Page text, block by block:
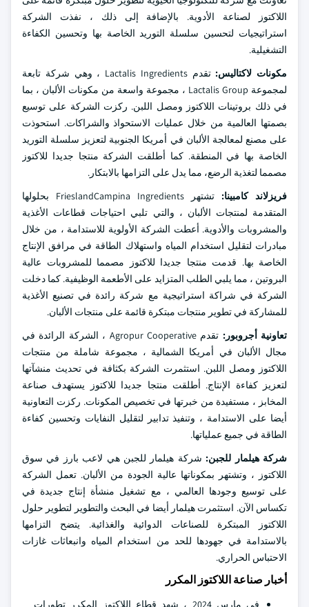
اللاكتوز لصناعة الأدوية. بالإضافة إلى ذلك ، نفذت الشركة
استراتيجيات لتحسين سلسلة التوريد الخاصة بها وتحسين الكفاءة
التشغيلية.
مكونات لاكتاليس:
تقدم Lactalis Ingredients ، وهي شركة تابعة
لمجموعة Lactalis Group ، مجموعة واسعة من مكونات الألبان ، بما
في ذلك بروتينات اللاكتوز ومصل اللبن. ركزت الشركة على توسيع
بصمتها العالمية من خلال عمليات الاستحواذ والشراكات. استحوذت
على مصنع لمعالجة الألبان في أمريكا الجنوبية لتعزيز سلسلة التوريد
الخاصة بها في المنطقة. كما أطلقت الشركة منتجا جديدا للاكتوز
مصمما لتغذية الرضع، مما يدل على التزامها بالابتكار.
فريزلاند كامبينا:
تشتهر FrieslandCampina Ingredients بحلولها
المتقدمة لمنتجات الألبان ، والتي تلبي احتياجات قطاعات الأغذية
والمشروبات والأدوية. أعطت الشركة الأولوية للاستدامة ، من خلال
مبادرات لتقليل استخدام المياه واستهلاك الطاقة في مرافق الإنتاج
الخاصة بها. قدمت منتجا جديدا للاكتوز مصمما للمشروبات عالية
البروتين ، مما يلبي الطلب المتزايد على الأطعمة الوظيفية. كما دخلت
الشركة في شراكة استراتيجية مع شركة رائدة في تصنيع الأغذية
للمشاركة في تطوير منتجات مبتكرة قائمة على منتجات الألبان.
تعاونية أجروبور:
تقدم Agropur Cooperative ، الشركة الرائدة في
مجال الألبان في أمريكا الشمالية ، مجموعة شاملة من منتجات
اللاكتوز ومصل اللبن. استثمرت الشركة بكثافة في تحديث منشآتها
لتعزيز كفاءة الإنتاج. أطلقت منتجا جديدا للاكتوز يستهدف صناعة
المخابز ، مستفيدة من خبرتها في تخصيص المكونات. ركزت التعاونية
أيضا على الاستدامة ، وتنفيذ تدابير لتقليل النفايات وتحسين كفاءة
الطاقة في جميع عملياتها.
شركة هيلمار للجبن: شركة هيلمار للجبن هي لاعب بارز في سوق
اللاكتوز ، وتشتهر بمكوناتها عالية الجودة من الألبان. تعمل الشركة
على توسيع وجودها العالمي ، مع تشغيل منشأة إنتاج جديدة في
تكساس الآن. استثمرت هيلمار أيضا في البحث والتطوير لتطوير حلول
اللاكتوز المبتكرة للصناعات الدوائية والغذائية. يتضح التزامها
بالاستدامة في جهودها للحد من استخدام المياه وانبعاثات غازات
الاحتباس الحراري.
أخبار صناعة اللاكتوز المكرر
في مارس 2024 ، شهد قطاع اللاكتوز المكرر تطورات